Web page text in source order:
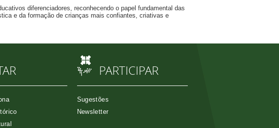
diferenciadores, reconhecendo o papel fundamental das
e da formação de crianças mais confiantes, criativas e
PARTICIPAR
Sugestões
Newsletter